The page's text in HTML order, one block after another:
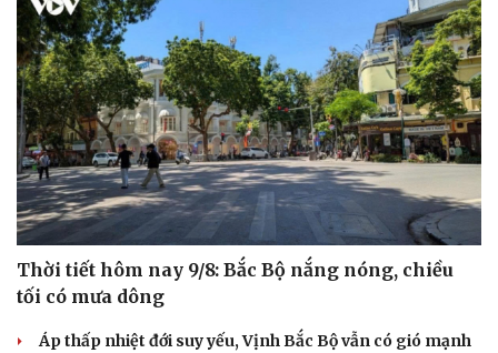
Thời tiết hôm nay 9/8: Bắc Bộ nắng nóng, chiều
tối có mưa dông
Áp thấp nhiệt đới suy yếu, Vịnh Bắc Bộ vẫn có gió mạnh